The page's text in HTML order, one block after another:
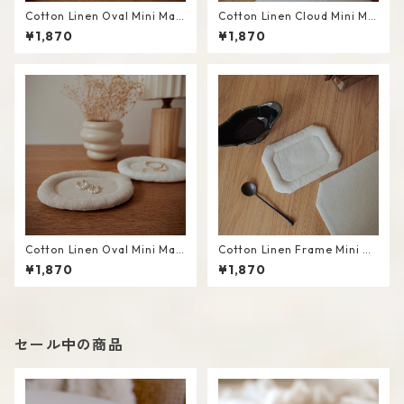
Cotton Linen Oval Mini Mat
#White
¥1,870
Cotton Linen Cloud Mini Ma
t #White
¥1,870
Cotton Linen Oval Mini Mat
#Beige
¥1,870
Cotton Linen Frame Mini M
at #White
¥1,870
セール中の商品